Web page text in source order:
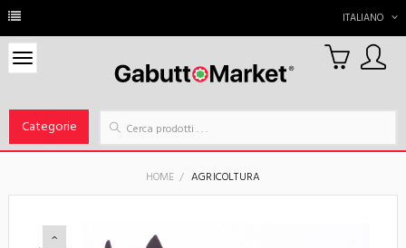
ITALIANO
Categorie
0
Carrello
HOME AGRICOLTURA